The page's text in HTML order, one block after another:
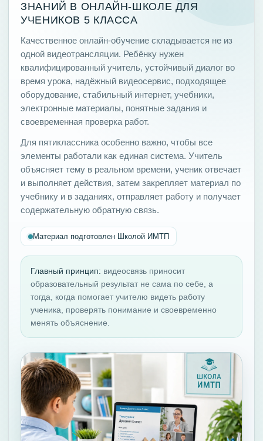
ЗНАНИЙ В ОНЛАЙН-ШКОЛЕ ДЛЯ
УЧЕНИКОВ 5 КЛАССА
Качественное онлайн-обучение складывается не из
одной видеотрансляции. Ребёнку нужен
квалифицированный учитель, устойчивый диалог во
время урока, надёжный видеосервис, подходящее
оборудование, стабильный интернет, учебники,
электронные материалы, понятные задания и
своевременная проверка работ.
Для пятиклассника особенно важно, чтобы все
элементы работали как единая система. Учитель
объясняет тему в реальном времени, ученик отвечает
и выполняет действия, затем закрепляет материал по
учебнику и в заданиях, отправляет работу и получает
содержательную обратную связь.
Материал подготовлен Школой ИМТП
Главный принцип: видеосвязь приносит
образовательный результат не сама по себе, а
тогда, когда помогает учителю видеть работу
ученика, проверять понимание и своевременно
менять объяснение.